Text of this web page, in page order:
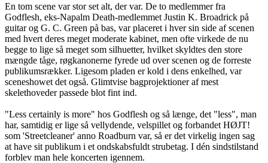
En tom scene var stor set alt, der var. De to medlemmer fra
Godflesh, eks-Napalm Death-medlemmet Justin K. Broadrick på
guitar og G. C. Green på bas, var placeret i hver sin side af scenen
med hvert deres meget moderate kabinet, men ofte virkede de nu
begge to lige så meget som silhuetter, hvilket skyldtes den store
mængde tåge, røgkanonerne fyrede ud over scenen og de forreste
publikumsrækker. Ligesom pladen er kold i dens enkelhed, var
sceneshowet det også. Glimtvise bagprojektioner af mest
skelethoveder passede blot fint ind.
"Less certainly is more" hos Godflesh og så længe, det "less", man
har, samtidig er lige så vellydende, velspillet og forbandet HØJT!
som 'Streetcleaner' anno Roadburn var, så er det virkelig ingen sag
at have sit publikum i et ondskabsfuldt strubetag. I dén sindstilstand
forblev man hele koncerten igennem.